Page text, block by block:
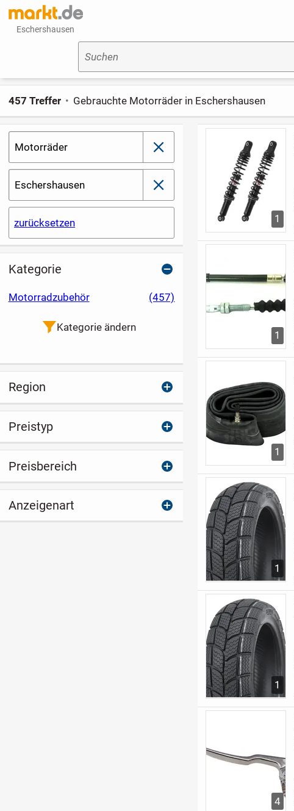
Eschershausen
Suchen
Motorräder schließen
Eschershausen schließen
zurücksetzen
457 Treffer Gebrauchte Motorräder in Eschershausen
1
1
1
1
1
4
Kategorie
Motorradzubehör (457)
Kategorie ändern
Region
Preistyp
Preisbereich
Anzeigenart